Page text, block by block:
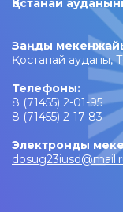
Қостанай
Заңды
Қостанай ауданы,
Телефоны:
8 (71455) 2-01-95
8 (71455) 2-17-83
Электронды